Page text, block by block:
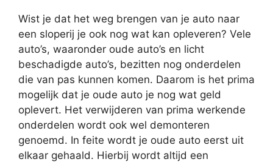
Wist je dat het weg brengen van je auto naar
een sloperij je ook nog wat kan opleveren? Vele
auto’s, waaronder oude auto’s en licht
beschadigde auto’s, bezitten nog onderdelen
die van pas kunnen komen. Daarom is het prima
mogelijk dat je oude auto je nog wat geld
oplevert. Het verwijderen van prima werkende
onderdelen wordt ook wel demonteren
genoemd. In feite wordt je oude auto eerst uit
elkaar gehaald. Hierbij wordt altijd een